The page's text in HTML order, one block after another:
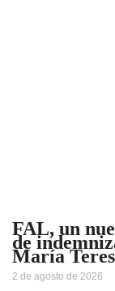
FAL, un
de
María
2 de agosto de 2026